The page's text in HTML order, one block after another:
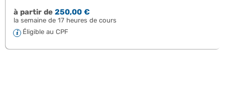
à partir de250,00 €
la semaine de 17 heures de cours
Éligible au CPF